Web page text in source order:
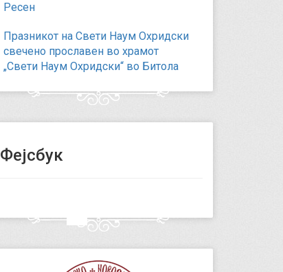
Ресен
Празникот на Свети Наум Охридски
свечено прославен во храмот
„Свети Наум Охридски“ во Битола
Фејсбук